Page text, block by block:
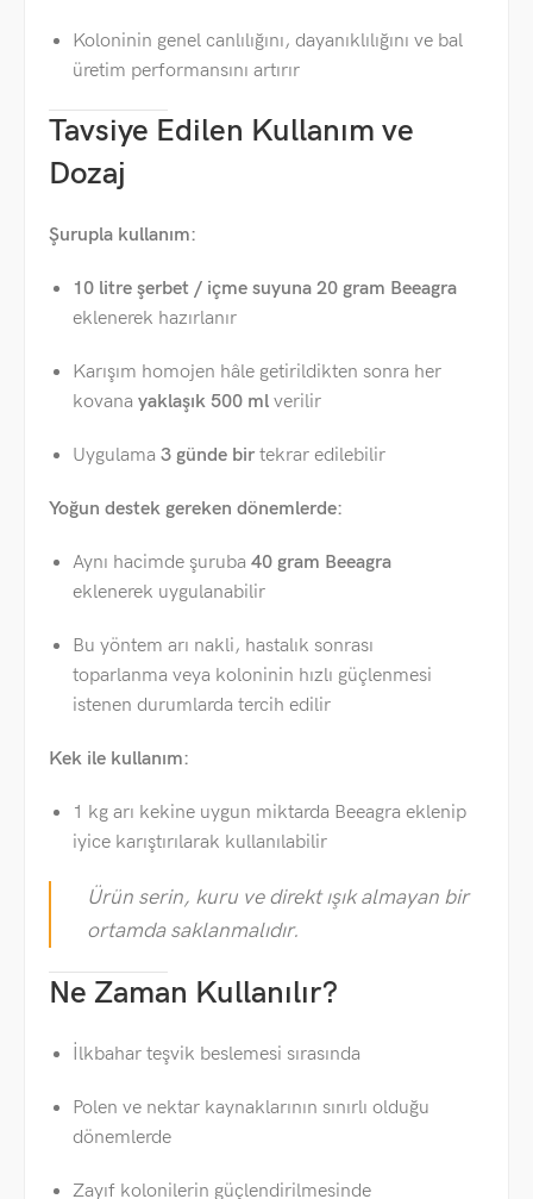
Koloninin genel canlılığını, dayanıklılığını ve bal
üretim performansını artırır
Tavsiye Edilen Kullanım ve
Dozaj
Şurupla kullanım:
10 litre şerbet / içme suyuna 20 gram Beeagra
eklenerek hazırlanır
Karışım homojen hâle getirildikten sonra her
kovana yaklaşık 500 ml verilir
Uygulama 3 günde bir tekrar edilebilir
Yoğun destek gereken dönemlerde:
Aynı hacimde şuruba 40 gram Beeagra
eklenerek uygulanabilir
Bu yöntem arı nakli, hastalık sonrası
toparlanma veya koloninin hızlı güçlenmesi
istenen durumlarda tercih edilir
Kek ile kullanım:
1 kg arı kekine uygun miktarda Beeagra eklenip
iyice karıştırılarak kullanılabilir
Ürün serin, kuru ve direkt ışık almayan bir
ortamda saklanmalıdır.
Ne Zaman Kullanılır?
İlkbahar teşvik beslemesi sırasında
Polen ve nektar kaynaklarının sınırlı olduğu
dönemlerde
Zayıf kolonilerin güçlendirilmesinde